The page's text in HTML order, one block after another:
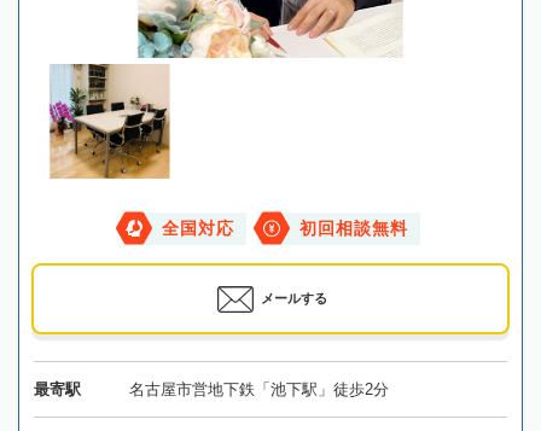
全国対応 初回相談無料
メールする
最寄駅 名古屋市営地下鉄「池下駅」徒歩2分